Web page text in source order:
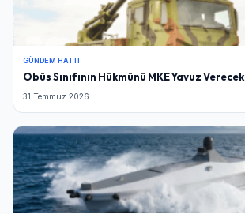
GÜNDEM HATTI
Obüs Sınıfının Hükmünü MKE Yavuz Verecek
31 Temmuz 2026